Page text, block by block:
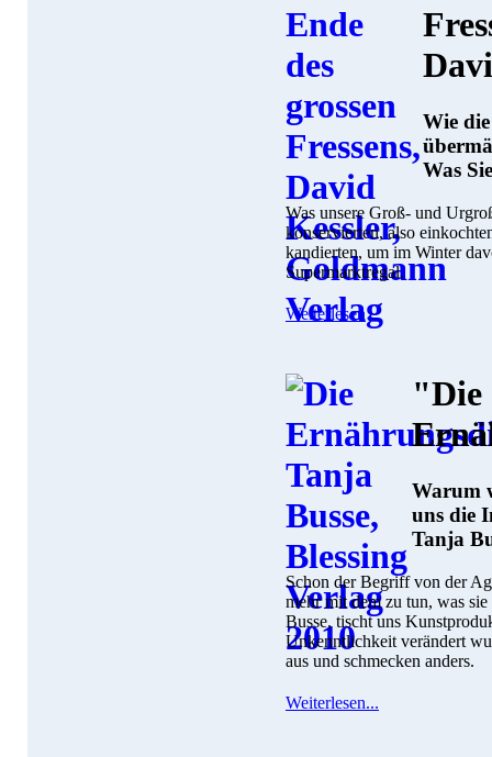
Wie
Was
Was unsere Groß- und
konservierten, also
kandierten, um im Winter
Supermarktregal.
Weiterlesen
"Die
Warum
uns die
Tanja
Schon der Begriff von der
mehr mit dem zu tun, was
Busse, tischt uns
Unkenntlichkeit verändert
aus und schmecken anders.
Weiterlesen...